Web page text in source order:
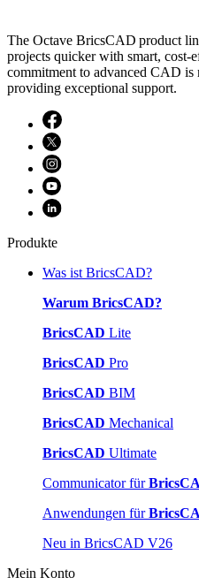
The Octave BricsCAD product
projects quicker with smart, cost-
commitment to advanced CAD is
providing exceptional support.
Produkte
Was ist BricsCAD?
Warum BricsCAD?
BricsCAD Lite
BricsCAD Pro
BricsCAD BIM
BricsCAD Mechanical
BricsCAD Ultimate
Communicator für
Anwendungen für
Neu in BricsCAD V26
Mein Konto